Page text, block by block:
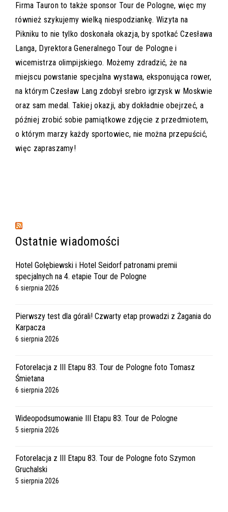
Firma Tauron to także sponsor Tour de Pologne, więc my
również szykujemy wielką niespodziankę. Wizyta na
Pikniku to nie tylko doskonała okazja, by spotkać Czesława
Langa, Dyrektora Generalnego Tour de Pologne i
wicemistrza olimpijskiego. Możemy zdradzić, że na
miejscu powstanie specjalna wystawa, eksponująca rower,
na którym Czesław Lang zdobył srebro igrzysk w Moskwie
oraz sam medal. Takiej okazji, aby dokładnie obejrzeć, a
później zrobić sobie pamiątkowe zdjęcie z przedmiotem,
o którym marzy każdy sportowiec, nie można przepuścić,
więc zapraszamy!
Ostatnie wiadomości
Hotel Gołębiewski i Hotel Seidorf patronami premii
specjalnych na 4. etapie Tour de Pologne
6 sierpnia 2026
Pierwszy test dla górali! Czwarty etap prowadzi z Żagania do
Karpacza
6 sierpnia 2026
Fotorelacja z III Etapu 83. Tour de Pologne foto Tomasz
Śmietana
6 sierpnia 2026
Wideopodsumowanie III Etapu 83. Tour de Pologne
5 sierpnia 2026
Fotorelacja z III Etapu 83. Tour de Pologne foto Szymon
Gruchalski
5 sierpnia 2026